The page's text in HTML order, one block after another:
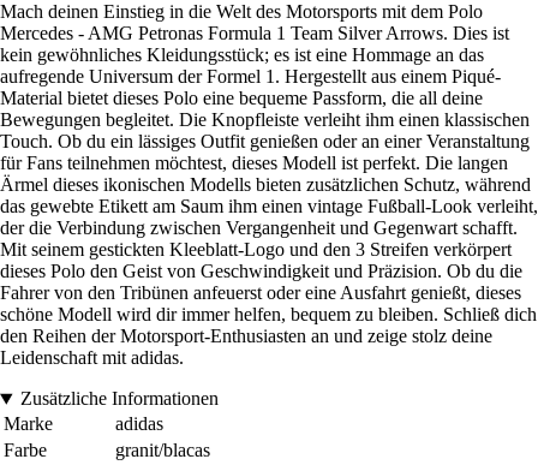
Mach deinen Einstieg in die Welt des Motorsports mit dem Polo
Mercedes - AMG Petronas Formula 1 Team Silver Arrows. Dies ist
kein gewöhnliches Kleidungsstück; es ist eine Hommage an das
aufregende Universum der Formel 1. Hergestellt aus einem Piqué-
Material bietet dieses Polo eine bequeme Passform, die all deine
Bewegungen begleitet. Die Knopfleiste verleiht ihm einen klassischen
Touch. Ob du ein lässiges Outfit genießen oder an einer Veranstaltung
für Fans teilnehmen möchtest, dieses Modell ist perfekt. Die langen
Ärmel dieses ikonischen Modells bieten zusätzlichen Schutz, während
das gewebte Etikett am Saum ihm einen vintage Fußball-Look verleiht,
der die Verbindung zwischen Vergangenheit und Gegenwart schafft.
Mit seinem gestickten Kleeblatt-Logo und den 3 Streifen verkörpert
dieses Polo den Geist von Geschwindigkeit und Präzision. Ob du die
Fahrer von den Tribünen anfeuerst oder eine Ausfahrt genießt, dieses
schöne Modell wird dir immer helfen, bequem zu bleiben. Schließ dich
den Reihen der Motorsport-Enthusiasten an und zeige stolz deine
Leidenschaft mit adidas.
Zusätzliche Informationen
Marke
adidas
Farbe
granit/blacas